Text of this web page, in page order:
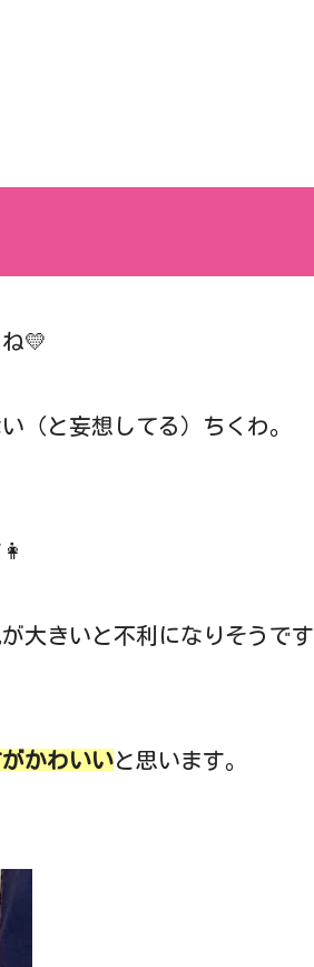
💛
（と妄想してる）ちくわ。
大きいと不利になりそうです
かわいいと思います。